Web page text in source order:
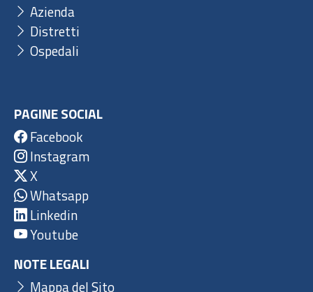
Azienda
Distretti
Ospedali
PAGINE SOCIAL
Facebook
Instagram
X
Whatsapp
Linkedin
Youtube
NOTE LEGALI
Mappa del Sito